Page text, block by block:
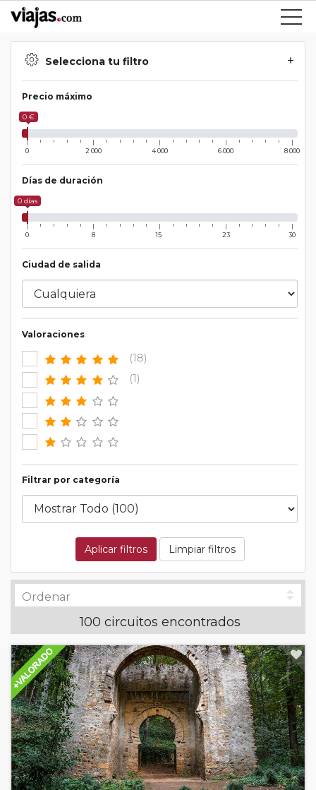
Selecciona tu filtro
Precio máximo
0 €
0 2 000 4 000 6 000 8 000
Días de duración
0 días
0 8 15 23 30
Ciudad de salida
Valoraciones
(18)
(1)
Filtrar por categoría
Aplicar filtros Limpiar filtros
100 circuitos encontrados